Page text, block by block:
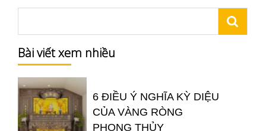
Bài viết xem nhiều
6 ĐIỀU Ý NGHĨA KỲ DIỆU
CỦA VÀNG RÒNG
PHONG THỦY